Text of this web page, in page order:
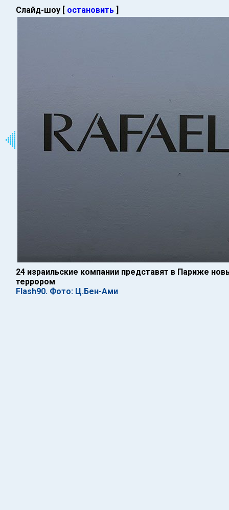
Слайд-шоу [ остановить ]
24 израильские компании представят в Париже
террором
Flash90. Фото: Ц.Бен-Ами